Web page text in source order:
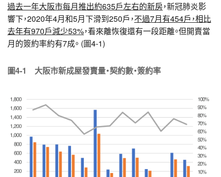
過去一年大阪市每月推出約635戶左右的新房，新冠肺炎影
響下，2020年4月和5月下滑到250戶，不過7月有454戶，相比
去年有970戶減少53%，看來離恢復還有一段距離。但開賣當
月的簽約率約有7成。 (圖4-1)
圖4-1 大阪市新成屋發賣量・契約數・簽約率